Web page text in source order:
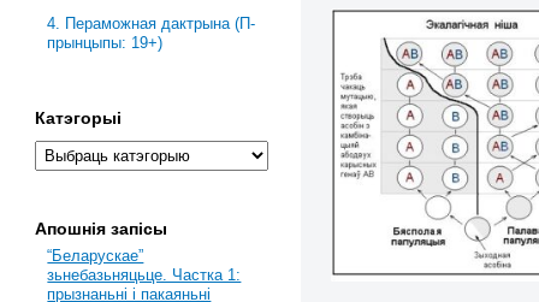
4. Пераможная дактрына (П-
прынцыпы: 19+)
Катэгорыі
Апошнія запісы
“Беларускае”
зьнебазьняцьце. Частка 1:
прызнаньні і пакаяньні